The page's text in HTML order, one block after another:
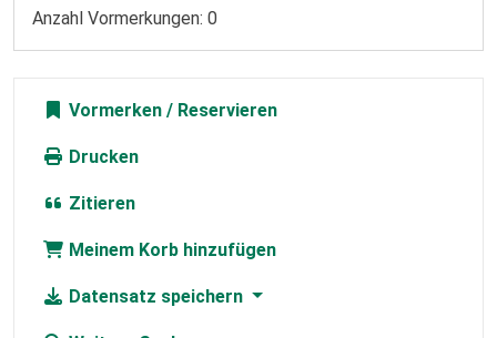
Anzahl Vormerkungen: 0
Vormerken
Drucken
Zitieren
Meinem Korb hinzufügen
Datensatz speichern